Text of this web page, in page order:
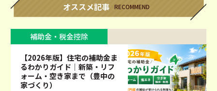
オススメ記事 RECOMMEND
補助金・税金控除
【2026年版】住宅の補助金ま
るわかりガイド｜新築・リフ
ォーム・空き家まで（豊中の
家づくり）